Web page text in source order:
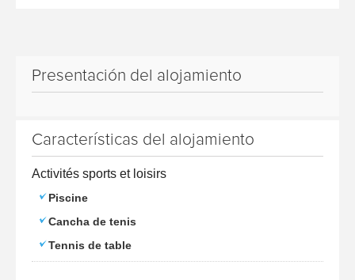
Presentación del alojamiento
Características del alojamiento
Activités sports et loisirs
Piscine
Cancha de tenis
Tennis de table